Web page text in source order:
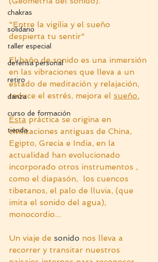
chakras
solidario
taller especial
defensa personal
retiro
danza
curso de formación
tienda
"Entre la vigilia y el sueño
despierta tu sentir"
El baño de sonido es una inmersión
en las vibraciones que lleva a un
estado de meditación y relajación,
reduce el estrés, mejora el sueño.
Esta práctica se origina en
civilizaciones antiguas de China,
Egipto, Grecia e India, en la
actualidad han evolucionado
incorporado otros instrumentos ,
como el diapasón,  los cuencos
tibetanos, el palo de lluvia, (que
imita el sonido del agua),
monocordio...
Un viaje de sonido nos lleva a
recorrer y transitar nuestros